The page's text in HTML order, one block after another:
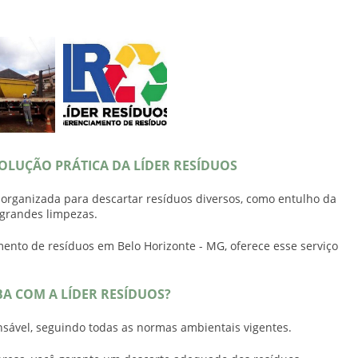
PRÁTICA DA LÍDER RESÍDUOS
para descartar resíduos diversos, como entulho da
limpezas.
de resíduos em Belo Horizonte - MG, oferece esse serviço
COM A LÍDER RESÍDUOS?
seguindo todas as normas ambientais vigentes.